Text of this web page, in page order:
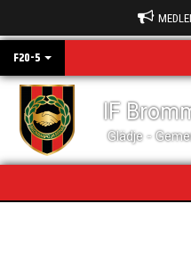
F20-5
IF
Glädje -